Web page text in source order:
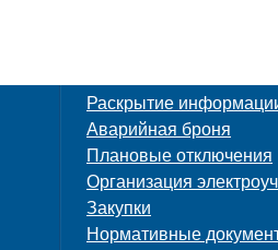
Раскрытие
Аварийная броня
Плановые отключения
Организация
Закупки
Нормативные